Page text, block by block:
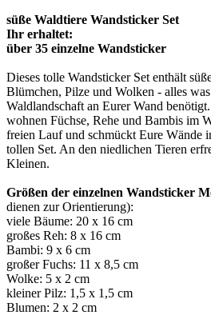
süße Waldtiere Wandsticker Set
Ihr erhaltet:
über 35 einzelne Wandsticker
Dieses tolle Wandsticker Set enthält
Blümchen, Pilze und Wolken - alles
Waldlandschaft an Eurer Wand
wohnen Füchse, Rehe und Bambis im
freien Lauf und schmückt Eure Wände
tollen Set. An den niedlichen Tieren
Kleinen.
Größen der einzelnen Wandsticker
dienen zur Orientierung):
viele Bäume: 20 x 16 cm
großes Reh: 8 x 16 cm
Bambi: 9 x 6 cm
großer Fuchs: 11 x 8,5 cm
Wolke: 5 x 2 cm
kleiner Pilz: 1,5 x 1,5 cm
Blumen: 2 x 2 cm